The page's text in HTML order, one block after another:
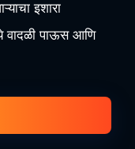
इशारा
वादळी पाऊस आणि